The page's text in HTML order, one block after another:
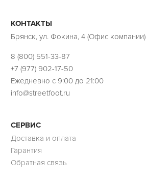
КОНТАКТЫ
Брянск, ул. Фокина, 4 (Офис компании)
8 (800) 551-33-87
+7 (977) 902-17-50
Ежедневно с 9:00 до 21:00
info@streetfoot.ru
СЕРВИС
Доставка и оплата
Гарантия
Обратная связь